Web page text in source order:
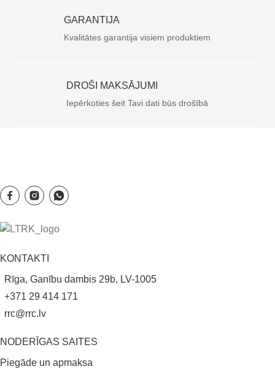
GARANTIJA
Kvalitātes garantija visiem produktiem
DROŠI MAKSĀJUMI
Iepērkoties šeit Tavi dati būs drošībā
NODERĪGAS SAITES
Piegāde un apmaksa
KONTAKTI
Rīga, Ganību dambis 29b, LV-1005
+371 29 414 171
rrc@rrc.lv